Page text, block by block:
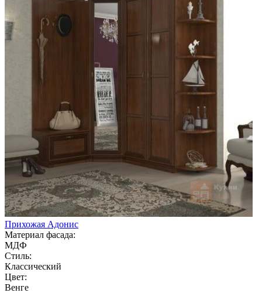
Прихожая Адонис
Материал фасада:
МДФ
Стиль:
Классический
Цвет:
Венге